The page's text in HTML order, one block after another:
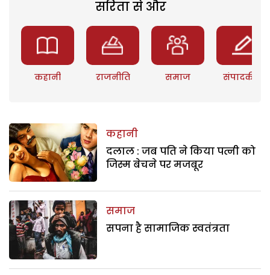
सरिता से और
कहानी राजनीति समाज संपादकीय
कहानी
दलाल : जब पति ने किया पत्नी को
जिस्म बेचने पर मजबूर
समाज
सपना है सामाजिक स्वतंत्रता